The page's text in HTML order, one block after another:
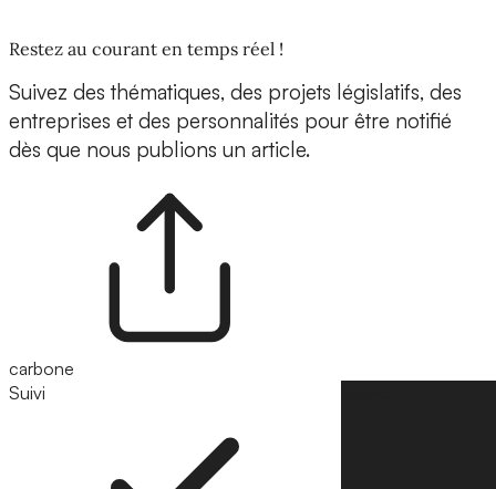
Restez au courant en temps réel !
Suivez des thématiques, des projets législatifs, des
entreprises et des personnalités pour être notifié
dès que nous publions un article.
carbone
Suivi